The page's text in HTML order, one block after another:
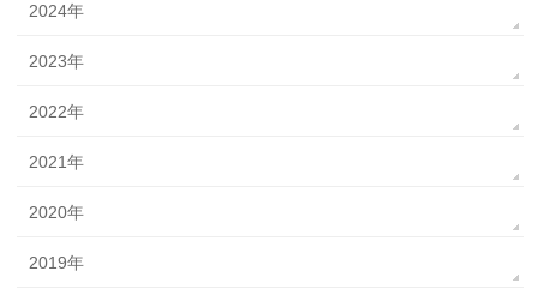
2024年
2023年
2022年
2021年
2020年
2019年